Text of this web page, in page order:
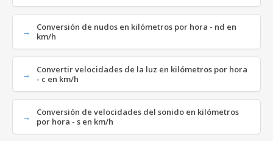
Conversión de nudos en kilómetros por hora - nd en
km/h
Convertir velocidades de la luz en kilómetros por hora
- c en km/h
Conversión de velocidades del sonido en kilómetros
por hora - s en km/h